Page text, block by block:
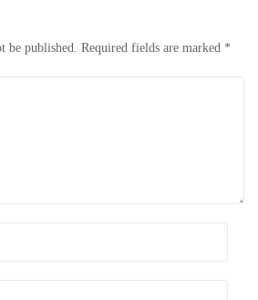
be published. Required fields are marked *